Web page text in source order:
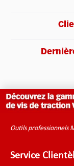
Outils professionnels
Service